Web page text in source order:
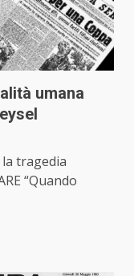
umana
tragedia
“Quando